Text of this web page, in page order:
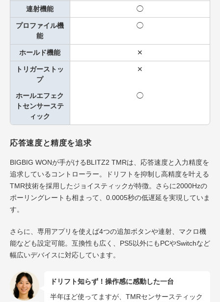
連射機能 ◯
プロファイル機
能
◯
ホールド機能 ✕
トリガーストッ
プ
✕
ホールエフェク
トセンサーステ
ィック
◯
応答速度と精度を追求
BIGBIG WONが手がけるBLITZ2 TMRは、応答速度と入力精度を
追求しているコントローラー。ドリフトを抑制し高精度を叶える
TMR技術を採用したジョイスティックが特徴。さらに2000Hzの
ポーリングレートも相まって、0.0005秒の低遅延を実現していま
す。
さらに、専用アプリを使えば4つの追加ボタンや連射、マクロ機
能なども設定可能。互換性も広く、PS5以外にもPCやSwitchなど
幅広いデバイスに対応しています。
ドリフト知らず！操作感に感動した一台
半年ほど使ってますが、TMRセンサースティック